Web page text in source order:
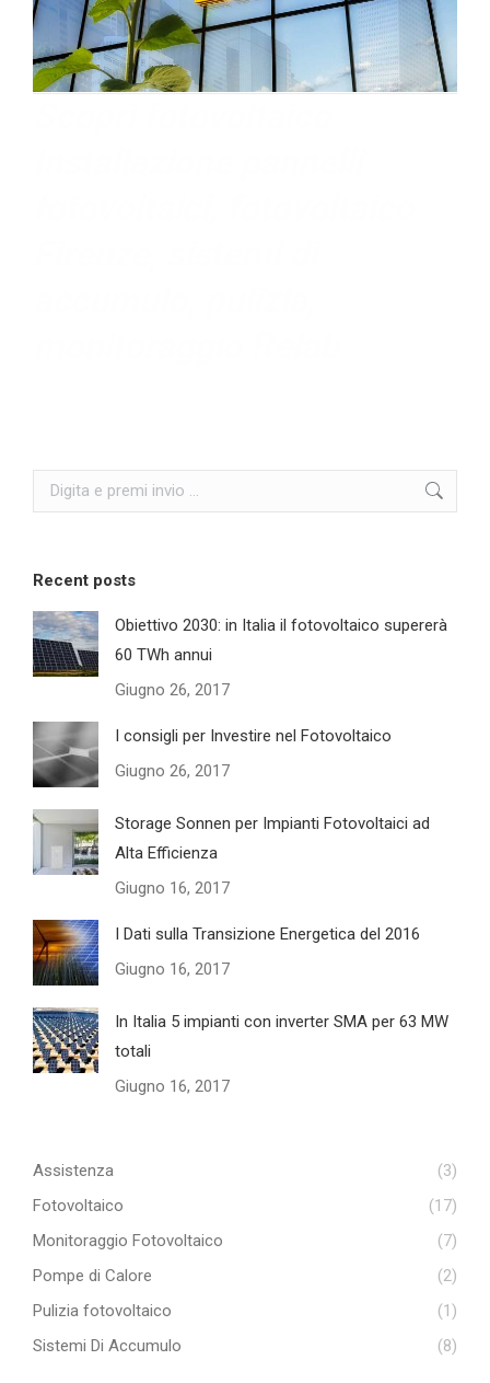
Search:
Recent posts
Obiettivo 2030: in Italia il fotovoltaico supererà
60 TWh annui
Giugno 26, 2017
I consigli per Investire nel Fotovoltaico
Giugno 26, 2017
Storage Sonnen per Impianti Fotovoltaici ad
Alta Efficienza
Giugno 16, 2017
I Dati sulla Transizione Energetica del 2016
Giugno 16, 2017
In Italia 5 impianti con inverter SMA per 63 MW
totali
Giugno 16, 2017
Assistenza
(3)
Fotovoltaico
(17)
Monitoraggio Fotovoltaico
(7)
Pompe di Calore
(2)
Pulizia fotovoltaico
(1)
Sistemi Di Accumulo
(8)